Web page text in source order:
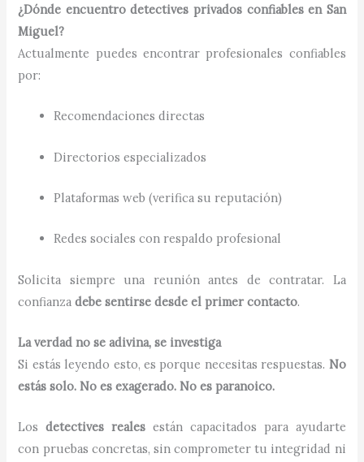
¿Dónde encuentro detectives privados confiables en San
Miguel?
Actualmente puedes encontrar profesionales confiables
por:
Recomendaciones directas
Directorios especializados
Plataformas web (verifica su reputación)
Redes sociales con respaldo profesional
Solicita siempre una reunión antes de contratar. La
confianzadebe sentirse desde el primer contacto.
La verdad no se adivina, se investiga
Si estás leyendo esto, es porque necesitas respuestas. No
estás solo. No es exagerado. No es paranoico.
Losdetectives reales están capacitados para ayudarte
con pruebas concretas, sin comprometer tu integridad ni